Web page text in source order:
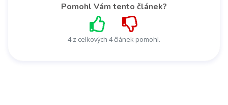
Pomohl Vám tento článek?
4 z celkových 4 článek pomohl.